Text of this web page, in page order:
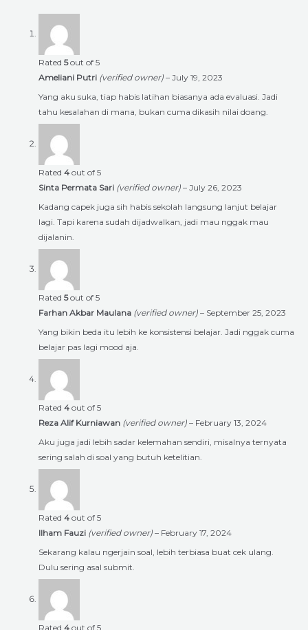
Rated 5out of 5
Ameliani Putri (verified owner) – July 19, 2023
Yang aku suka, tiap habis latihan biasanya ada evaluasi. Jadi
tahu kesalahan di mana, bukan cuma dikasih nilai doang.
Rated 4 out of 5
Sinta Permata Sari (verified owner) – July 26, 2023
Kadang capek juga sih habis sekolah langsung lanjut belajar
lagi. Tapi karena sudah dijadwalkan, jadi mau nggak mau
dijalanin.
Rated 5out of 5
Farhan Akbar Maulana (verified owner) – September 25, 2023
Yang bikin beda itu lebih ke konsistensi belajar. Jadi nggak cuma
belajar pas lagi mood aja.
Rated 4 out of 5
Reza Alif Kurniawan (verified owner) – February 13, 2024
Aku juga jadi lebih sadar kelemahan sendiri, misalnya ternyata
sering salah di soal yang butuh ketelitian.
Rated 4 out of 5
Ilham Fauzi (verified owner) – February 17, 2024
Sekarang kalau ngerjain soal, lebih terbiasa buat cek ulang.
Dulu sering asal submit.
Rated 4 out of 5